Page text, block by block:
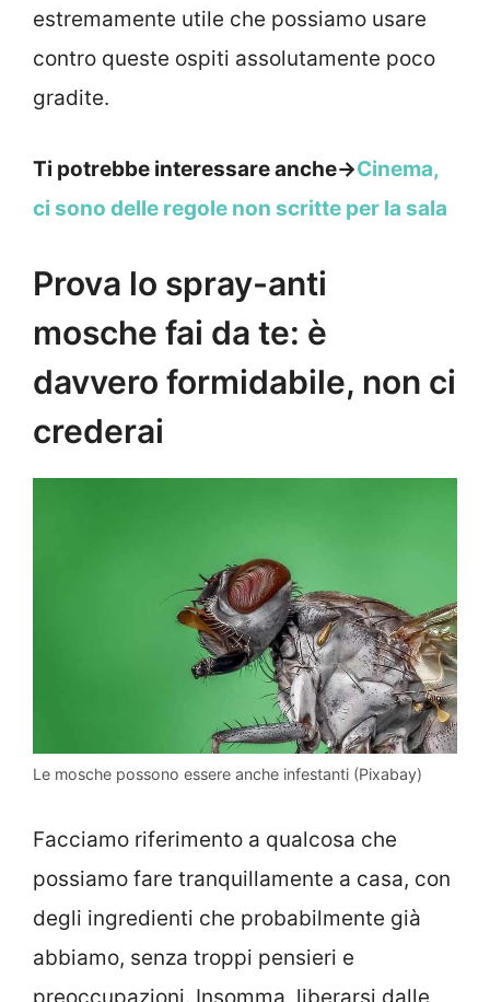
estremamente utile che possiamo usare
contro queste ospiti assolutamente poco
gradite.
Ti potrebbe interessare anche->Cinema,
ci sono delle regole non scritte per la sala
Prova lo spray-anti
mosche fai da te: è
davvero formidabile, non ci
crederai
Le mosche possono essere anche infestanti (Pixabay)
Facciamo riferimento a qualcosa che
possiamo fare tranquillamente a casa, con
degli ingredienti che probabilmente già
abbiamo, senza troppi pensieri e
preoccupazioni. Insomma, liberarsi dalle